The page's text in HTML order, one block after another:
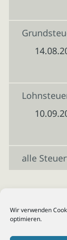
Wir verwenden
optimieren.
alle